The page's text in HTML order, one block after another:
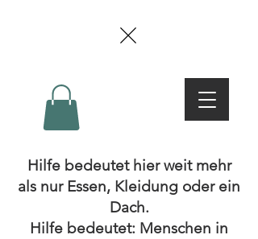
Hilfe bedeutet hier weit mehr
als nur Essen, Kleidung oder ein
Dach.
Hilfe bedeutet: Menschen in